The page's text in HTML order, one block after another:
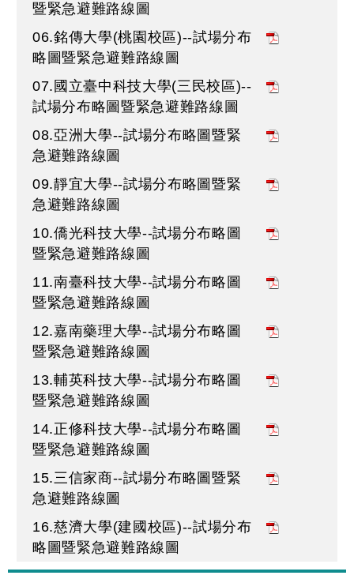
暨緊急避難路線圖
06.銘傳大學(桃園校區)--試場分布
略圖暨緊急避難路線圖
07.國立臺中科技大學(三民校區)--
試場分布略圖暨緊急避難路線圖
08.亞洲大學--試場分布略圖暨緊
急避難路線圖
09.靜宜大學--試場分布略圖暨緊
急避難路線圖
10.僑光科技大學--試場分布略圖
暨緊急避難路線圖
11.南臺科技大學--試場分布略圖
暨緊急避難路線圖
12.嘉南藥理大學--試場分布略圖
暨緊急避難路線圖
13.輔英科技大學--試場分布略圖
暨緊急避難路線圖
14.正修科技大學--試場分布略圖
暨緊急避難路線圖
15.三信家商--試場分布略圖暨緊
急避難路線圖
16.慈濟大學(建國校區)--試場分布
略圖暨緊急避難路線圖